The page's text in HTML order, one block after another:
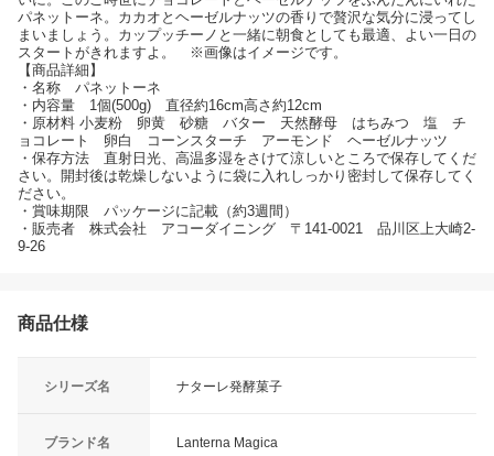
パネットーネ。カカオとヘーゼルナッツの香りで贅沢な気分に浸ってし
まいましょう。カップッチーノと一緒に朝食としても最適、よい一日の
スタートがきれますよ。 ※画像はイメージです。
【商品詳細】
・名称 パネットーネ
・内容量 1個(500g) 直径約16cm高さ約12cm
・原材料 小麦粉 卵黄 砂糖 バター 天然酵母 はちみつ 塩 チ
ョコレート 卵白 コーンスターチ アーモンド ヘーゼルナッツ
・保存方法 直射日光、高温多湿をさけて涼しいところで保存してくだ
さい。開封後は乾燥しないように袋に入れしっかり密封して保存してく
ださい。
・賞味期限 パッケージに記載（約3週間）
・販売者 株式会社 アコーダイニング 〒141-0021 品川区上大崎2-
9-26
商品仕様
シリーズ名 ナターレ発酵菓子
ブランド名 Lanterna Magica